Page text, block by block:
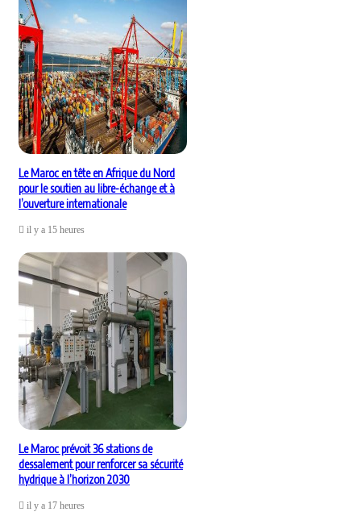
Le Maroc en tête en Afrique du Nord
pour le soutien au libre-échange et à
l’ouverture internationale
il y a 15 heures
Le Maroc prévoit 36 stations de
dessalement pour renforcer sa sécurité
hydrique à l’horizon 2030
il y a 17 heures